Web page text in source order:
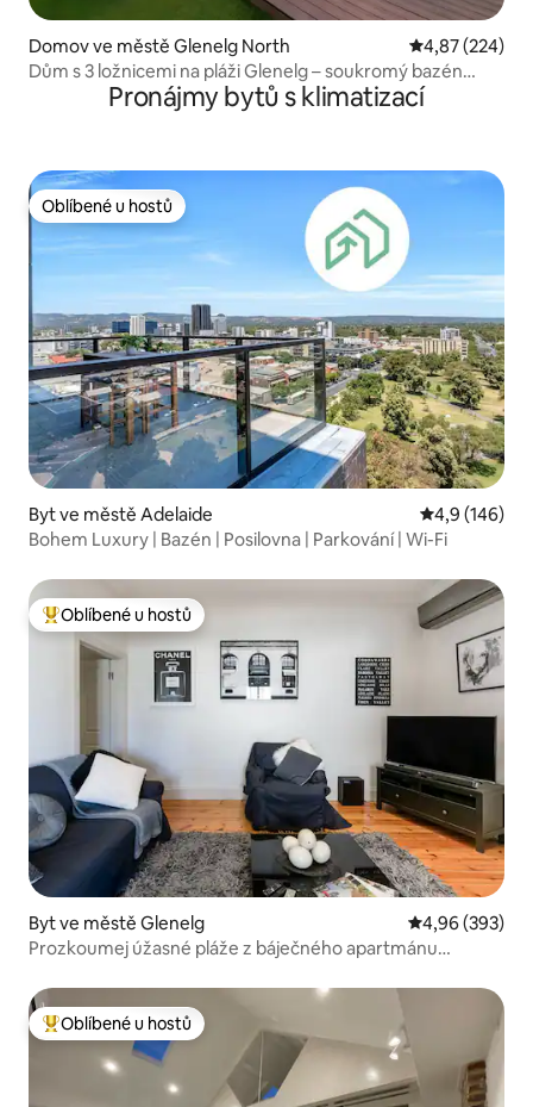
Domov ve městě Glenelg North Průměrné
4,87 (224)
Dům s 3 ložnicemi na pláži Glenelg – soukromý bazén
Pronájmy bytů s klimatizací
Oblíbené u hostů
Oblíbené u hostů
Byt ve městě Adelaide Průměrné
4,9 (146)
Bohem Luxury | Bazén | Posilovna | Parkování | Wi-Fi
Nejlepší v kategorii Oblíbené u hostů
Oblíbené u hostů
Byt ve městě Glenelg Průměrné
4,96 (393)
Prozkoumej úžasné pláže z báječného apartmánu
Nejlepší v kategorii Oblíbené u hostů
Oblíbené u hostů